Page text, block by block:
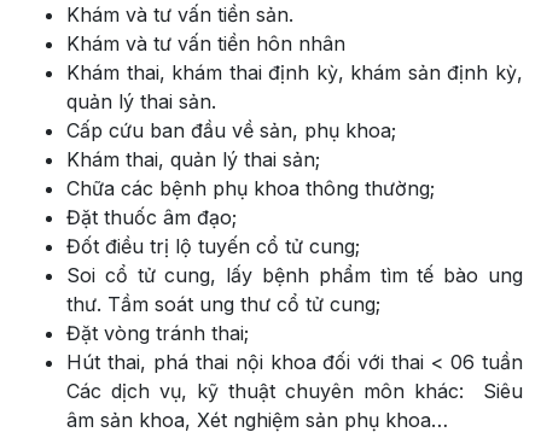
Khám và tư vấn tiền sản.
Khám và tư vấn tiền hôn nhân
Khám thai, khám thai định kỳ, khám sản định kỳ,
quản lý thai sản.
Cấp cứu ban đầu về sản, phụ khoa;
Khám thai, quản lý thai sản;
Chữa các bệnh phụ khoa thông thường;
Đặt thuốc âm đạo;
Đốt điều trị lộ tuyến cổ tử cung;
Soi cổ tử cung, lấy bệnh phẩm tìm tế bào ung
thư. Tầm soát ung thư cổ tử cung;
Đặt vòng tránh thai;
Hút thai, phá thai nội khoa đối với thai < 06 tuần
Các dịch vụ, kỹ thuật chuyên môn khác: Siêu
âm sản khoa, Xét nghiệm sản phụ khoa…